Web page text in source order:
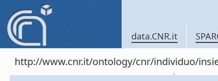
data.CNR.it
http://www.cnr.it/ontology/cnr/individuo/